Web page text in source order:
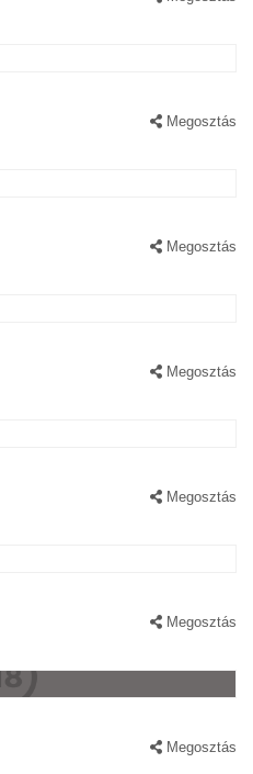
Megosztás
Megosztás
Megosztás
Megosztás
Megosztás
Megosztás